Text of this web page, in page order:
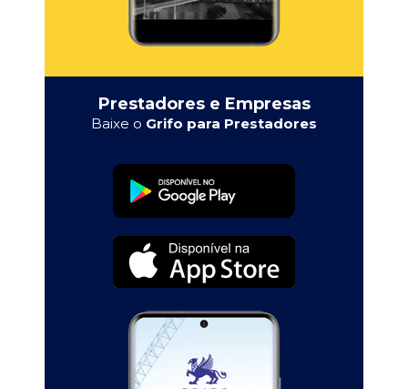
Prestadores e Empresas
Baixe o Grifo para Prestadores